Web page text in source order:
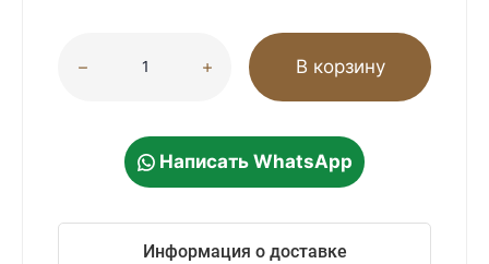
В корзину
Написать WhatsApp
Информация о доставке